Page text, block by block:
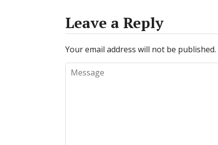
Leave a Reply
Your email address will not be published.